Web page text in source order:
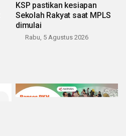
KSP pastikan kesiapan
Sekolah Rakyat saat MPLS
dimulai
Rabu, 5 Agustus 2026